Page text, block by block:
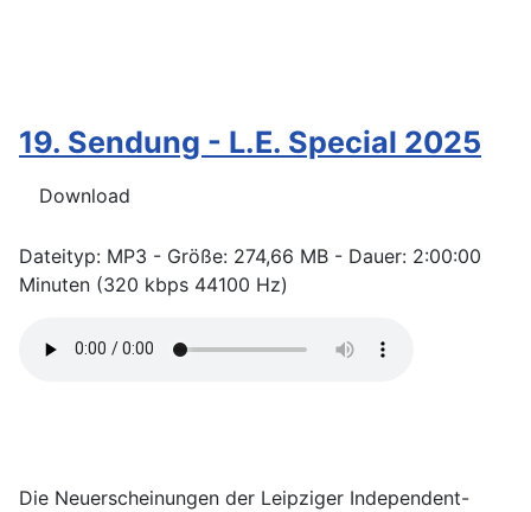
19. Sendung - L.E. Special 2025
Download
Dateityp: MP3 - Größe: 274,66 MB - Dauer: 2:00:00
Minuten (320 kbps 44100 Hz)
Die Neuerscheinungen der Leipziger Independent-